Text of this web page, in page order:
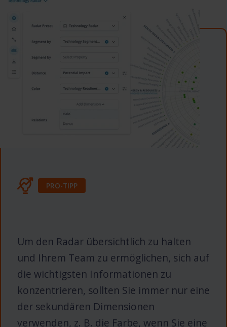
PRO-TIPP
Um den Radar übersichtlich zu halten
und Ihrem Team zu ermöglichen, sich auf
die wichtigsten Informationen zu
konzentrieren, sollten Sie immer nur eine
der sekundären Dimensionen
verwenden, z. B. die Farbe, wenn Sie eine